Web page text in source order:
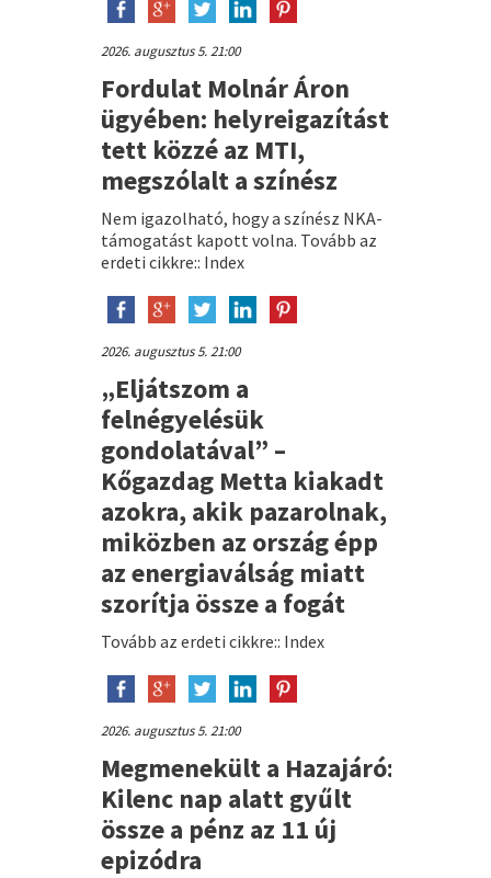
2026. augusztus 5. 21:00
Fordulat Molnár Áron
ügyében: helyreigazítást
tett közzé az MTI,
megszólalt a színész
Nem igazolható, hogy a színész NKA-
támogatást kapott volna. Tovább az
erdeti cikkre:: Index
2026. augusztus 5. 21:00
„Eljátszom a
felnégyelésük
gondolatával” –
Kőgazdag Metta kiakadt
azokra, akik pazarolnak,
miközben az ország épp
az energiaválság miatt
szorítja össze a fogát
Tovább az erdeti cikkre:: Index
2026. augusztus 5. 21:00
Megmenekült a Hazajáró:
Kilenc nap alatt gyűlt
össze a pénz az 11 új
epizódra